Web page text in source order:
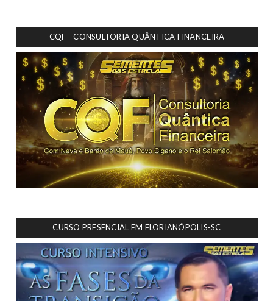
CQF - CONSULTORIA QUÂNTICA FINANCEIRA
CURSO PRESENCIAL EM FLORIANÓPOLIS-SC